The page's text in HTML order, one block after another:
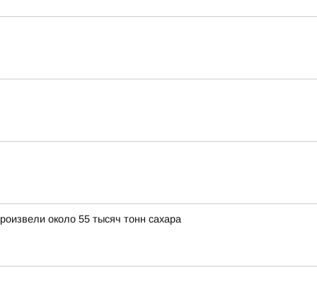
около 55 тысяч тонн сахара